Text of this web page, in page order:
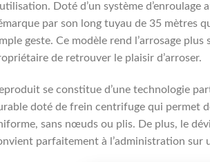
Doté d’un système
par son long tuyau de 35 mètres
geste. Ce modèle rend l’arrosage plus
de retrouver le plaisir d’arroser.
se constitue d’une technologie
doté de frein centrifuge qui permet
sans nœuds ou plis. De plus, le
parfaitement à l’administration sur